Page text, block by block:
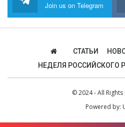
Join us on Telegram
СТАТЬИ
НЕДЕЛЯ РОССИЙСКОГО
© 2024 - All Rights
Powered by: